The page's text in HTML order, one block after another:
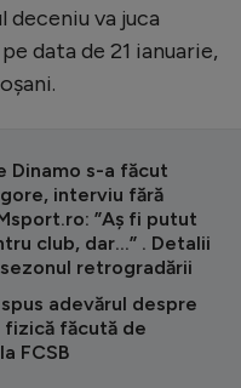
deceniu va juca
data de 21 ianuarie,
Dinamo s-a făcut
interviu fără
”Aș fi putut
club, dar...” . Detalii
retrogradării
adevărul despre
făcută de
FCSB